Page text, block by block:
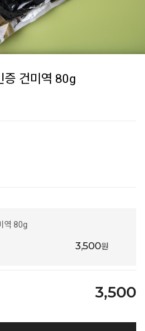
건미역 80g
역 80g
3,500원
3,500